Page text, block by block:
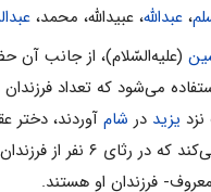
، عبدالله، عبیدالله، محمد،
(علیه‌السّلام)، از جانب آن
می‌شود که تعداد
یزید در شام آوردند، دختر
فرزندان عقیل اشک بریزد.)
فرزندان او هستند.